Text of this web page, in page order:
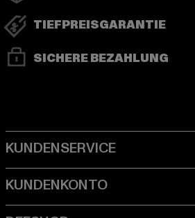
TIEFPREISGARANTIE
SICHERE BEZAHLUNG